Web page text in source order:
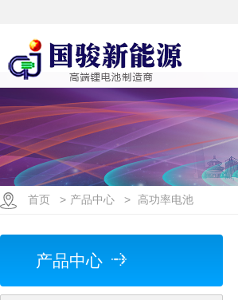
首页 > 产品中心 > 高功率电池
产品中心